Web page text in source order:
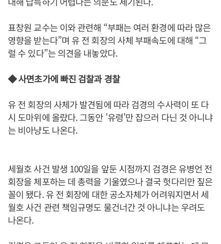
표창원 교수는 이와 관련해 “부패는 여러 환경에 따라 많은
영향을 받는다”며 유 전 회장의 사체 부패속도에 대해 “그
럴 수 있다”는 의견을 내놓았다.
◆ 사면초가에 빠진 검찰과 경찰
유 전 회장의 사체가 발견됨에 따라 검경의 수사력이 또 다
시 도마위에 올랐다. 그동안 '유령'만 잡으러 다닌 것 아니냐
는 비아냥도 나온다.
세월호 사건 발생 100일을 앞둔 시점까지 검경은 유병언 전
회장을 체포하는 데 총력을 기울였으나 결국 헛다리만 짚은
꼴이 됐다. 유 전 회장에 대한 공소자체가 어려워지면서 세
월호 사건 관련 책임규명도 물건너간 것 아니냐는 우려도
나온다.